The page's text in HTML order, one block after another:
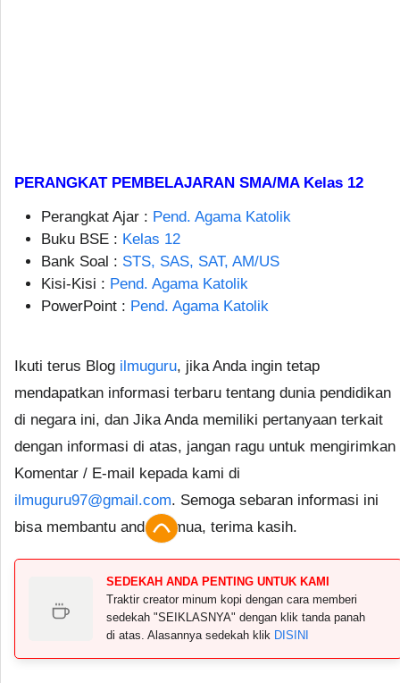
PERANGKAT PEMBELAJARAN SMA/MA Kelas 12
Perangkat Ajar : Pend. Agama Katolik
Buku BSE : Kelas 12
Bank Soal : STS, SAS, SAT, AM/US
Kisi-Kisi : Pend. Agama Katolik
PowerPoint : Pend. Agama Katolik
Ikuti terus Blog ilmuguru, jika Anda ingin tetap
mendapatkan informasi terbaru tentang dunia pendidikan
di negara ini, dan Jika Anda memiliki pertanyaan terkait
dengan informasi di atas, jangan ragu untuk mengirimkan
Komentar / E-mail kepada kami di
ilmuguru97@gmail.com. Semoga sebaran informasi ini
bisa membantu anda semua, terima kasih.
SEDEKAH ANDA PENTING UNTUK KAMI
Traktir creator minum kopi dengan cara memberi
sedekah "SEIKLASNYA" dengan klik tanda panah
di atas. Alasannya sedekah klik DISINI